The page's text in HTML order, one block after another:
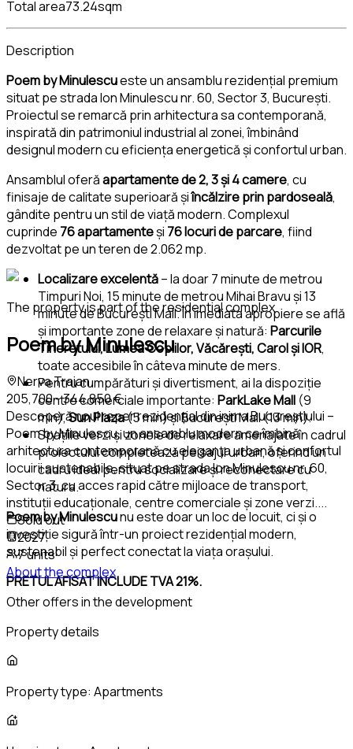
Total area73.24sqm
Description
Poem by Minulescueste un ansamblu rezidențial premium
situat pe strada Ion Minulescu nr. 60, Sector 3, București.
Proiectul se remarcă prin arhitectura sa contemporană,
inspirată din patrimoniul industrial al zonei, îmbinând
designul modern cu eficiența energetică și confortul urban.
Ansamblul oferăapartamente de 2, 3 și 4 camere, cu
finisaje de calitate superioară șiîncălzire prin pardoseală,
gândite pentru un stil de viață modern. Complexul
cuprinde 76 apartamenteși 76 locuri de parcare, fiind
dezvoltat pe un teren de 2.062 mp.
Localizare excelentă– la doar 7 minute de metrou
Timpuri Noi, 15 minute de metrou Mihai Bravu și 13
minute de București Mall. În imediata apropiere se află
și importante zone de relaxare și natură: Parcurile
Tineretului, Lumea Copiilor, Văcărești, Carol și IOR,
toate accesibile în câteva minute de mers.
Pentru cumpărături și divertisment, ai la dispoziție
centre comerciale importante: ParkLake Mall (9
min),Sun Plaza(5 min) și București Mall (13 min).
Spațiile verzi și zonele de relaxare amenajate în cadrul
proiectului completează peisajul urban, oferind un
cadru ideal pentru socializare și reconectare cu
natura.
Poem by Minulescunu este doar un loc de locuit, ci și o
investiție sigură într-un proiect rezidențial modern,
sustenabil și perfect conectat la viața orașului.
PRETUL AFISAT INCLUDE TVA 21%.
The property is part of the residential complex
Poem by Minulescu
Nerva Traian
205,700 - 344,850 €
Descoperă noul reper rezidențial din inima Bucureștiului –
Poem by Minulescu, un ansamblu modern ce îmbină
arhitectura contemporană cu eleganța urbană și confortul
locuirii sustenabile, situat pe strada Ion Minulescu nr. 60,
Sector 3, cu acces rapid către mijloace de transport,
instituții educaționale, centre comerciale și zone verzi....
Sold out
2027
7 units
About the complex
Other offers in the development
Property details
Property type: Apartments